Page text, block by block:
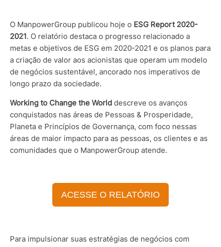
O ManpowerGroup publicou hoje o ESG Report 2020-
2021. O relatório destaca o progresso relacionado a
metas e objetivos de ESG em 2020-2021 e os planos para
a criação de valor aos acionistas que operam um modelo
de negócios sustentável, ancorado nos imperativos de
longo prazo da sociedade.
Working to Change the World descreve os avanços
conquistados nas áreas de Pessoas & Prosperidade,
Planeta e Princípios de Governança, com foco nessas
áreas de maior impacto para as pessoas, os clientes e as
comunidades que o ManpowerGroup atende.
ACESSE O RELATÓRIO
Para impulsionar suas estratégias de negócios com